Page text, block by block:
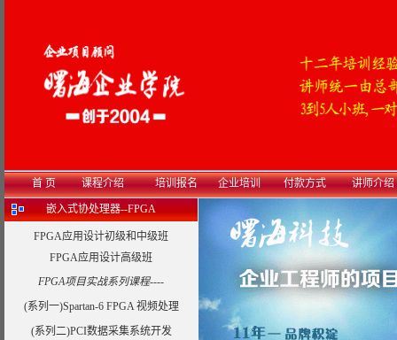
首 页 课程介绍 培训报名 企业培训 付款方式 讲师介绍
嵌入式协处理器--FPGA
FPGA应用设计初级和中级班
FPGA应用设计高级班
FPGA项目实战系列课程----
(系列一)Spartan-6 FPGA 视频处理
(系列二)PCI数据采集系统开发